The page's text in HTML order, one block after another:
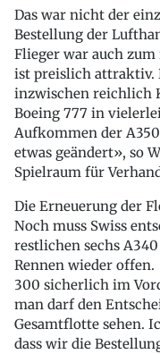
Das war nicht der
Bestellung der
Flieger war auch
ist preislich attraktiv.
inzwischen reichlich
Boeing 777 in
Aufkommen der
etwas geändert», so
Spielraum für
Die Erneuerung der
Noch muss Swiss
restlichen sechs
Rennen wieder
300 sicherlich im
man darf den
Gesamtflotte sehen.
dass wir die